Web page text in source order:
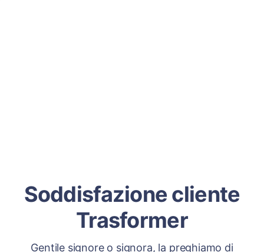
Soddisfazione cliente
Trasformer
Gentile signore o signora, la preghiamo di